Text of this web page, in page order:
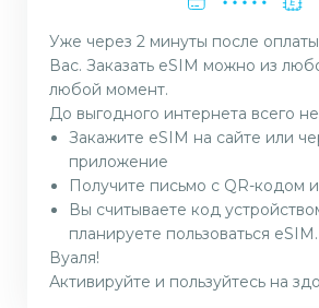
Уже через 2 минуты после
Вас. Заказать eSIM можно из
любой момент.
До выгодного интернета всего
Закажите eSIM на сайте или
приложение
Получите письмо с QR-кодом
Вы считываете код
планируете пользоваться eSIM.
Вуаля!
Активируйте и пользуйтесь на